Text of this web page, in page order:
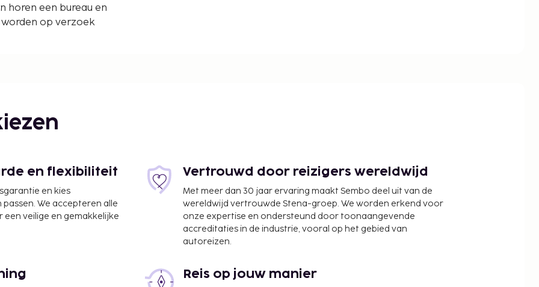
horen een bureau en
op verzoek
en flexibiliteit
en kies
We accepteren alle
veilige en gemakkelijke
Vertrouwd door reizigers wereldwijd
Met meer dan 30 jaar ervaring maakt Sembo deel uit van de
wereldwijd vertrouwde Stena-groep. We worden erkend voor
onze expertise en ondersteund door toonaangevende
accreditaties in de industrie, vooral op het gebied van
autoreizen.
Reis op jouw manier